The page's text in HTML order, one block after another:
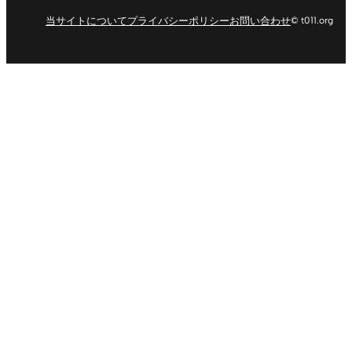
当サイトについてプライバシーポリシーお問い合わせ© t011.org